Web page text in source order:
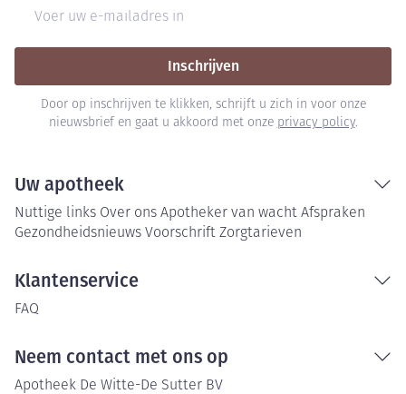
Inschrijven
Door op inschrijven te klikken, schrijft u zich in voor onze
nieuwsbrief en gaat u akkoord met onze privacy policy.
Uw apotheek
Nuttige links Over ons Apotheker van wacht Afspraken
Gezondheidsnieuws Voorschrift Zorgtarieven
Klantenservice
FAQ
Neem contact met ons op
Apotheek De Witte-De Sutter BV